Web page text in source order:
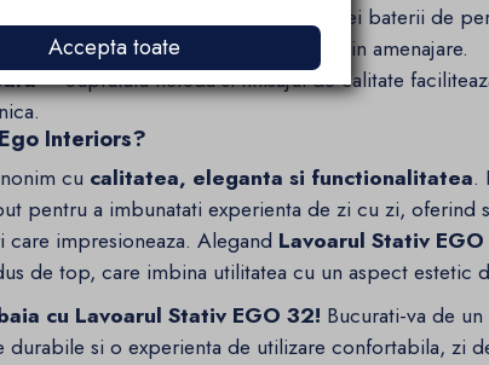
baterie– Permite montarea unei baterii de
minimalist si un plus de flexibilitate in amenajare.
– Suprafata neteda si finisajul de calitate
Interiors?
cu calitatea, eleganta si functionalitatea.
pentru a imbunatati experienta de zi cu zi, oferind
impresioneaza. Alegand Lavoarul Stativ
de top, care imbina utilitatea cu un aspect estetic
cu Lavoarul Stativ EGO 32! Bucurati-va de
durabile si o experienta de utilizare confortabila, zi
Accepta toate